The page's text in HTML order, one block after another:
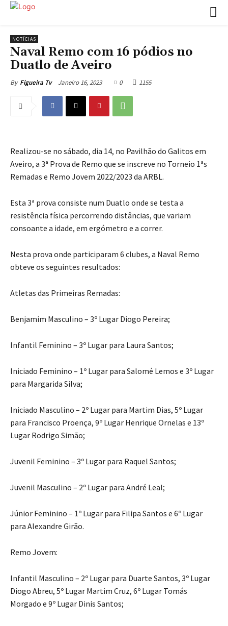
NOTÍCIAS
Naval Remo com 16 pódios no
Duatlo de Aveiro
By Figueira Tv Janeiro 16, 2023 0 1155
Realizou-se no sábado, dia 14, no Pavilhão do Galitos em
Aveiro, a 3ª Prova de Remo que se inscreve no Torneio 1ªs
Remadas e Remo Jovem 2022/2023 da ARBL.
Esta 3ª prova consiste num Duatlo onde se testa a
resistência física percorrendo distâncias, que variam
consoante a idade, em ergómetro e a correr.
Nesta prova onde participaram 6 clubes, a Naval Remo
obteve os seguintes resultados:
Atletas das Primeiras Remadas:
Benjamim Masculino – 3º Lugar Diogo Pereira;
Infantil Feminino – 3º Lugar para Laura Santos;
Iniciado Feminino – 1º Lugar para Salomé Lemos e 3º Lugar
para Margarida Silva;
Iniciado Masculino – 2º Lugar para Martim Dias, 5º Lugar
para Francisco Proença, 9º Lugar Henrique Ornelas e 13º
Lugar Rodrigo Simão;
Juvenil Feminino – 3º Lugar para Raquel Santos;
Juvenil Masculino – 2º Lugar para André Leal;
Júnior Feminino – 1º Lugar para Filipa Santos e 6º Lugar
para Alexandre Girão.
Remo Jovem:
Infantil Masculino – 2º Lugar para Duarte Santos, 3º Lugar
Diogo Abreu, 5º Lugar Martim Cruz, 6º Lugar Tomás
Morgado e 9º Lugar Dinis Santos;